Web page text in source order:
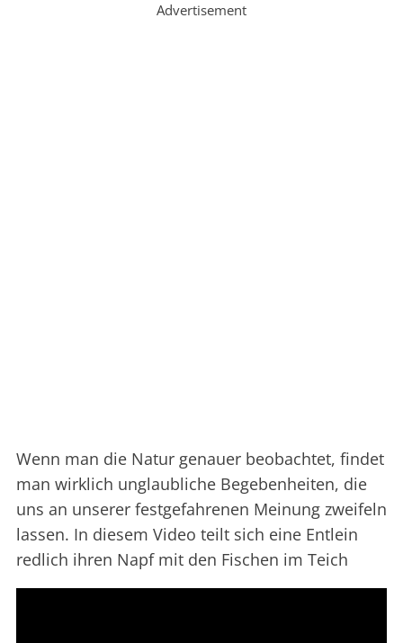
Advertisement
Wenn man die Natur genauer beobachtet, findet
man wirklich unglaubliche Begebenheiten, die
uns an unserer festgefahrenen Meinung zweifeln
lassen. In diesem Video teilt sich eine Entlein
redlich ihren Napf mit den Fischen im Teich